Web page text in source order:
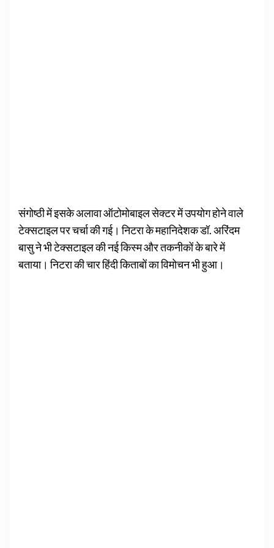
संगोष्ठी में इसके अलावा ऑटोमोबाइल सेक्टर में उपयोग होने वाले
टेक्सटाइल पर चर्चा की गई। निटरा के महानिदेशक डॉ. अरिंदम
बासु ने भी टेक्सटाइल की नई किस्म और तकनीकों के बारे में
बताया। निटरा की चार हिंदी किताबों का विमोचन भी हुआ।